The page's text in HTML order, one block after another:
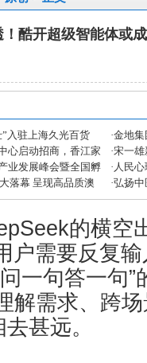
酷开超级智能体或
入驻上海久光百货 ·金地集
磅优惠
心启动招商，香江家
方米兰展”
·宋一雄
生逆袭
业发展峰会暨全国孵
收官
· 人民
落幕 呈现高品质澳
·弘扬中
滋补节
的横空
户需要反复
一句答一句”
解需求、跨
甚远。